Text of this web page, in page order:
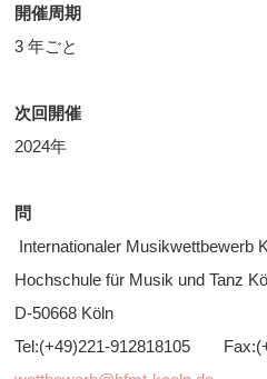
開催周期
3 年ごと
次回開催
2024年
問
Internationaler Musikwettbewerb
Hochschule für Musik und Tanz
D-50668 Köln
Tel:(+49)221-912818105